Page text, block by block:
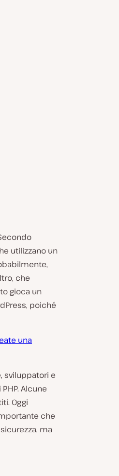
utilizzano un
che
gioca un
poiché
una
sviluppatori e
Alcune
Oggi
che
ma